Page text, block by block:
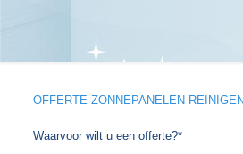
OFFERTE ZONNEPANELEN REINIGEN
Waarvoor wilt u een offerte?*